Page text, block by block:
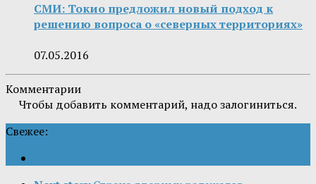
СМИ: Токио предложил новый подход к
решению вопроса о «северных территориях»
07.05.2016
Комментарии
Чтобы добавить комментарий, надо залогиниться.
Свежее: